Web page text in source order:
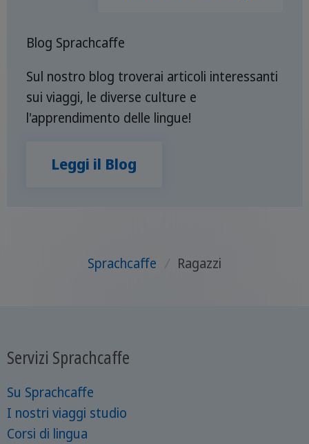
Blog Sprachcaffe
Sul nostro blog troverai articoli interessanti
sui viaggi, le diverse culture e
l'apprendimento delle lingue!­
Leggi il Blog
Sprachcaffe / Ragazzi
Servizi Sprachcaffe
Su Sprachcaffe
I nostri viaggi studio
Corsi di lingua